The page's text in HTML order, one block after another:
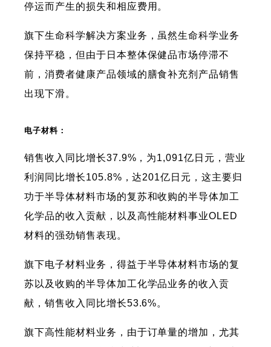
停运而产生的损失和相应费用。
旗下生命科学解决方案业务，虽然生命科学业务
保持平稳，但由于日本整体保健品市场停滞不
前，消费者健康产品领域的膳食补充剂产品销售
出现下滑。
电子材料：
销售收入同比增长37.9%，为1,091亿日元，营业
利润同比增长105.8%，达201亿日元，这主要归
功于半导体材料市场的复苏和收购的半导体加工
化学品的收入贡献，以及高性能材料事业OLED
材料的强劲销售表现。
旗下电子材料业务，得益于半导体材料市场的复
苏以及收购的半导体加工化学品业务的收入贡
献，销售收入同比增长53.6%。
旗下高性能材料业务，由于订单量的增加，尤其